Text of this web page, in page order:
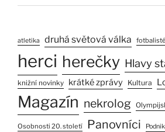
atletika druhá světová válka fotbalisté
herci herečky Hlavy
knižní novinky krátké zprávy Kultura
Magazín nekrolog
Osobnosti 20. století Panovníci